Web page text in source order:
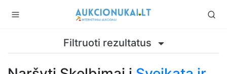
Filtruoti rezultatus